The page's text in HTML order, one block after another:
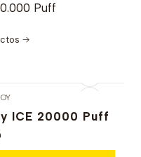
Puff
ICE 20000 Puff